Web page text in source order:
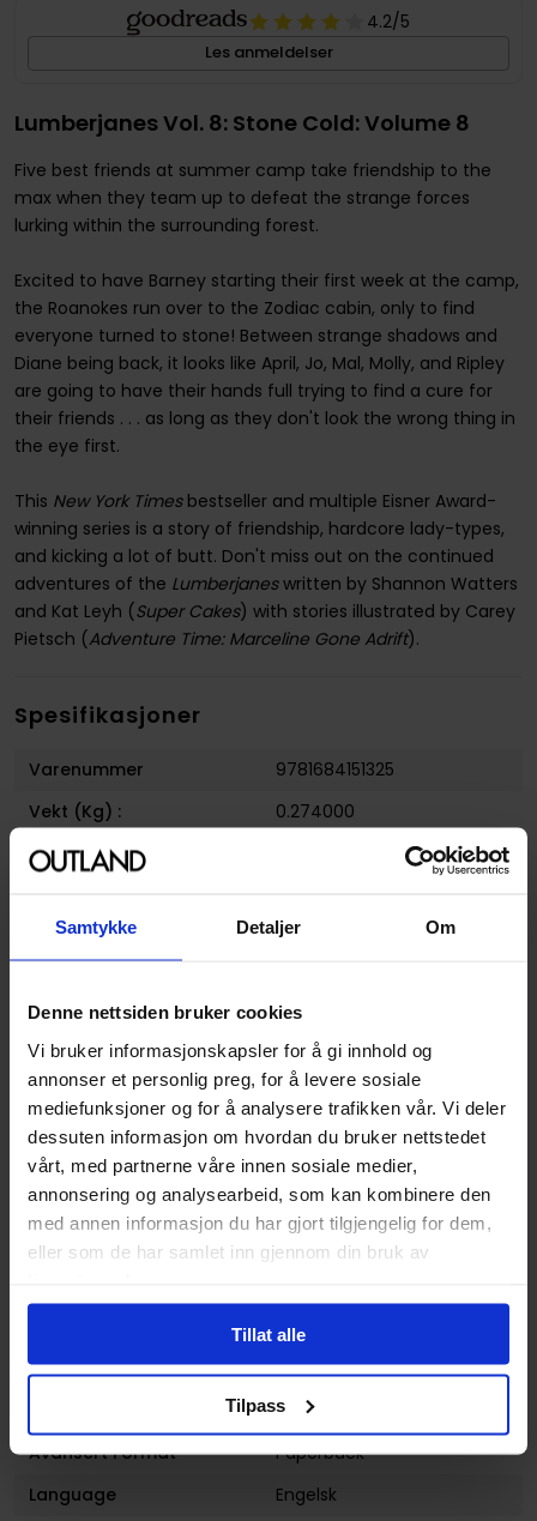
Samtykke Detaljer Om
Denne nettsiden bruker cookies
Vi bruker informasjonskapsler for å gi innhold og
annonser et personlig preg, for å levere sosiale
mediefunksjoner og for å analysere trafikken vår. Vi deler
dessuten informasjon om hvordan du bruker nettstedet
vårt, med partnerne våre innen sosiale medier,
annonsering og analysearbeid, som kan kombinere den
med annen informasjon du har gjort tilgjengelig for dem,
eller som de har samlet inn gjennom din bruk av
Tillat alle
Tilpass
4.2/5
Les anmeldelser
Lumberjanes Vol. 8: Stone Cold: Volume 8
Five best friends at summer camp take friendship to the
max when they team up to defeat the strange forces
lurking within the surrounding forest.
Excited to have Barney starting their first week at the camp,
the Roanokes run over to the Zodiac cabin, only to find
everyone turned to stone! Between strange shadows and
Diane being back, it looks like April, Jo, Mal, Molly, and Ripley
are going to have their hands full trying to find a cure for
their friends . . . as long as they don't look the wrong thing in
the eye first.
This New York Timesbestseller and multiple Eisner Award-
winning series is a story of friendship, hardcore lady-types,
and kicking a lot of butt. Don't miss out on the continued
adventures of the Lumberjaneswritten by Shannon Watters
and Kat Leyh (Super Cakes) with stories illustrated by Carey
Pietsch (Adventure Time: Marceline Gone Adrift).
Spesifikasjoner
Varenummer
9781684151325
Vekt (Kg) :
0.274000
Opprinnelsesland :
Serie
Lumberjanes
Gus Allen
Shannon Watters
Sjanger
Action og Eventyr,Humor
ogOvernaturlig
Illustratør
Carey Pietsch
Antall Sider
112
Publisher
BOOM! Studios
Lanseringsdato
19.02.2018
Volum
8
Voksen
Avansert Format
Paperback
Language
Engelsk